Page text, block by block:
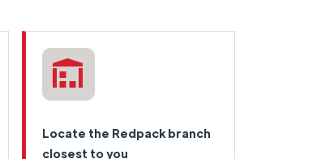
Locate the Redpack branch
closest to you